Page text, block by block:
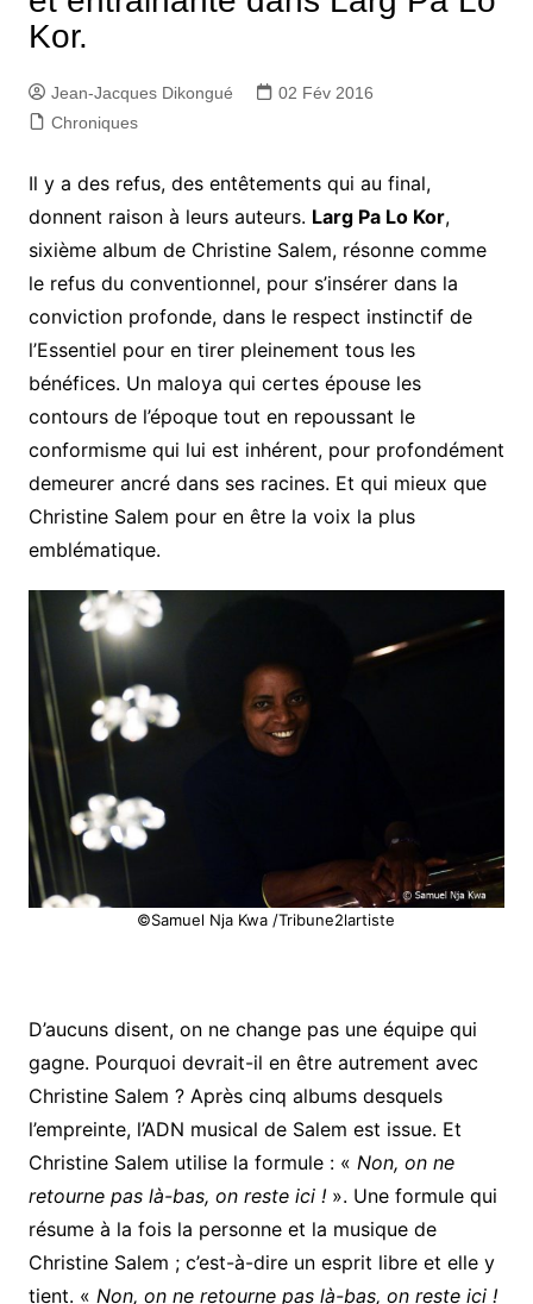
Kor.
Jean-Jacques Dikongué
02 Fév 2016
Chroniques
Il y a des refus, des entêtements qui au final,
donnent raison à leurs auteurs. Larg Pa Lo Kor,
sixième album de Christine Salem, résonne comme
le refus du conventionnel, pour s’insérer dans la
conviction profonde, dans le respect instinctif de
l’Essentiel pour en tirer pleinement tous les
bénéfices. Un maloya qui certes épouse les
contours de l’époque tout en repoussant le
conformisme qui lui est inhérent, pour profondément
demeurer ancré dans ses racines. Et qui mieux que
Christine Salem pour en être la voix la plus
emblématique.
©Samuel Nja Kwa /Tribune2lartiste
D’aucuns disent, on ne change pas une équipe qui
gagne. Pourquoi devrait-il en être autrement avec
Christine Salem ? Après cinq albums desquels
l’empreinte, l’ADN musical de Salem est issue. Et
Christine Salem utilise la formule : « Non, on ne
retourne pas là-bas, on reste ici !». Une formule qui
résume à la fois la personne et la musique de
Christine Salem ; c’est-à-dire un esprit libre et elle y
tient. « Non, on ne retourne pas là-bas, on reste ici !